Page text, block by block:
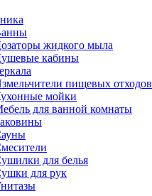
жидкого мыла
кабины
пищевых отходов
мойки
для ванной комнаты
для белья
для рук